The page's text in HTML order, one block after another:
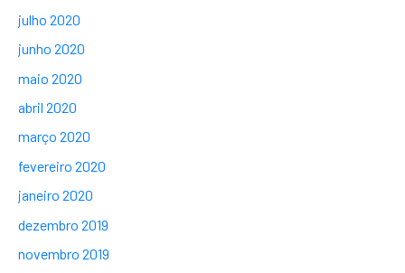
julho 2020
junho 2020
maio 2020
abril 2020
março 2020
fevereiro 2020
janeiro 2020
dezembro 2019
novembro 2019